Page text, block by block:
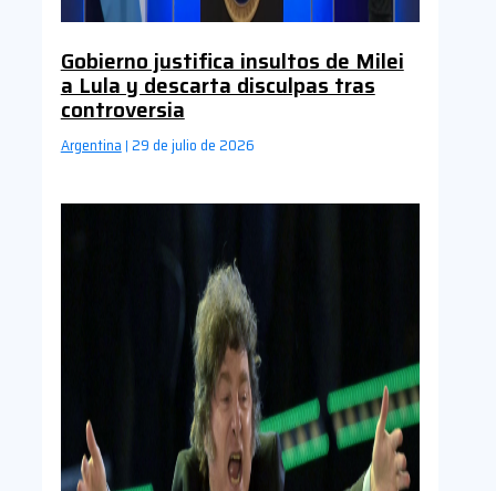
Gobierno justifica insultos de Milei
a Lula y descarta disculpas tras
controversia
Argentina | 29 de julio de 2026